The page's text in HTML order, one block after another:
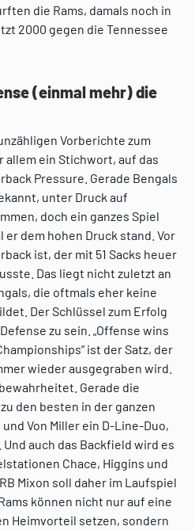
die Rams, damals noch in
2000 gegen die Tennessee
(einmal mehr) die
Vorberichte zum
allem ein Stichwort, auf das
Pressure. Gerade Bengals
unter Druck auf
doch ein ganzes Spiel
dem hohen Druck stand. Vor
ist, der mit 51 Sacks heuer
Das liegt nicht zuletzt an
die oftmals eher keine
Der Schlüssel zum Erfolg
zu sein. „Offense wins
ist der Satz, der
wieder ausgegraben wird.
Gerade die
den besten in der ganzen
Von Miller ein D-Line-Duo,
auch das Backfield wird es
Chace, Higgins und
Mixon soll daher im Laufspiel
können nicht nur auf eine
Heimvorteil setzen, sondern